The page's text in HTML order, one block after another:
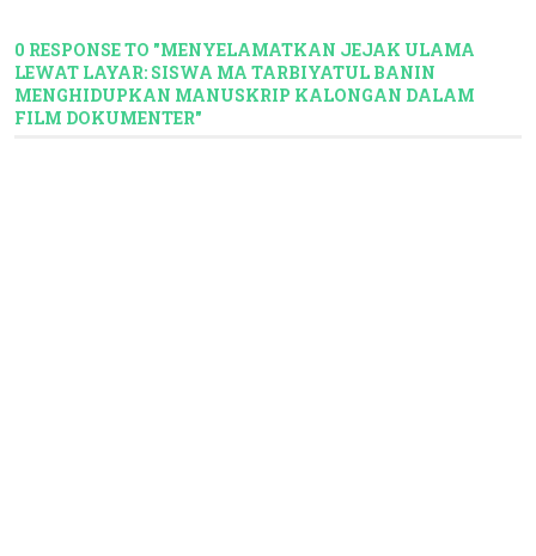
0 RESPONSE TO "MENYELAMATKAN JEJAK ULAMA
LEWAT LAYAR: SISWA MA TARBIYATUL BANIN
MENGHIDUPKAN MANUSKRIP KALONGAN DALAM
FILM DOKUMENTER"